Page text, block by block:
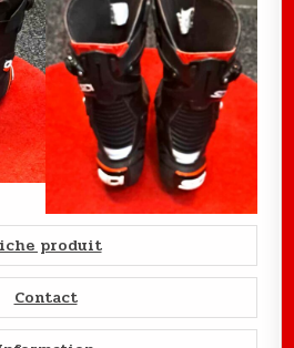
produit
Contact